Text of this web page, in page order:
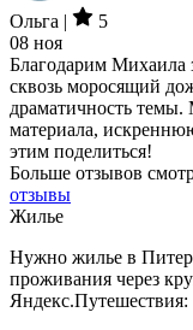
Ольга |
5
08 ноя
Благодарим Михаила
сквозь моросящий
драматичность темы.
материала,
этим поделиться!
Больше отзывов
отзывы
Жилье
Нужно жилье в
проживания через
Яндекс.Путешествия: